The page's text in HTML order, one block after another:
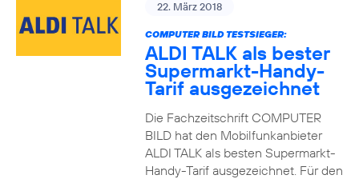
22. März 2018
COMPUTER BILD TESTSIEGER:
ALDI TALK als bester
Supermarkt-Handy-
Tarif ausgezeichnet
Die Fachzeitschrift COMPUTER
BILD hat den Mobilfunkanbieter
ALDI TALK als besten Supermarkt-
Handy-Tarif ausgezeichnet. Für den